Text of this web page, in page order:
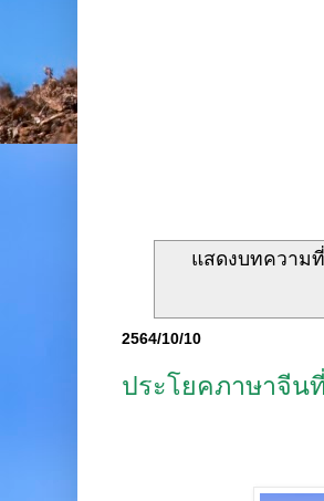
แสดงบทความ
2564/10/10
ประโยคภาษาจีน